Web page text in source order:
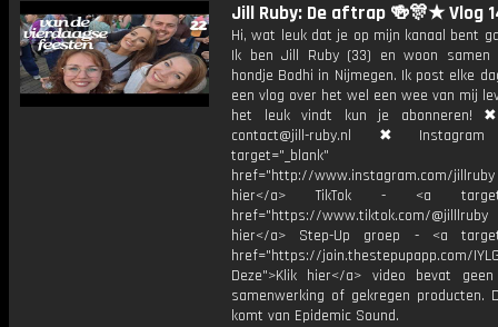
Jill Ruby: De aftrap 🍻🎊★ Vlog
Hi, wat leuk dat je op mijn kanaal bent
Ik ben Jill Ruby (33) en woon
hondje Bodhi in Nijmegen. Ik post elke
een vlog over het wel een wee van mij
het leuk vindt kun je abonneren!
contact@jill-ruby.nl ✖
target="_blank"
href="http://www.instagram.com/
hier</a> TikTok - <a
href="https://www.tiktok.com/
hier</a> Step-Up groep - <a
href="https://join.thestepupapp.com/
Deze">Klik hier</a> video bevat
samenwerking of gekregen producten.
komt van Epidemic Sound.